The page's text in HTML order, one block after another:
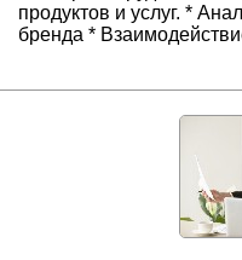
продуктов и услуг. *
бренда *